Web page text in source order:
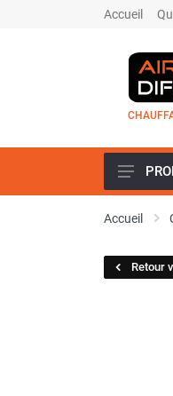
Accueil
Accueil
Retour